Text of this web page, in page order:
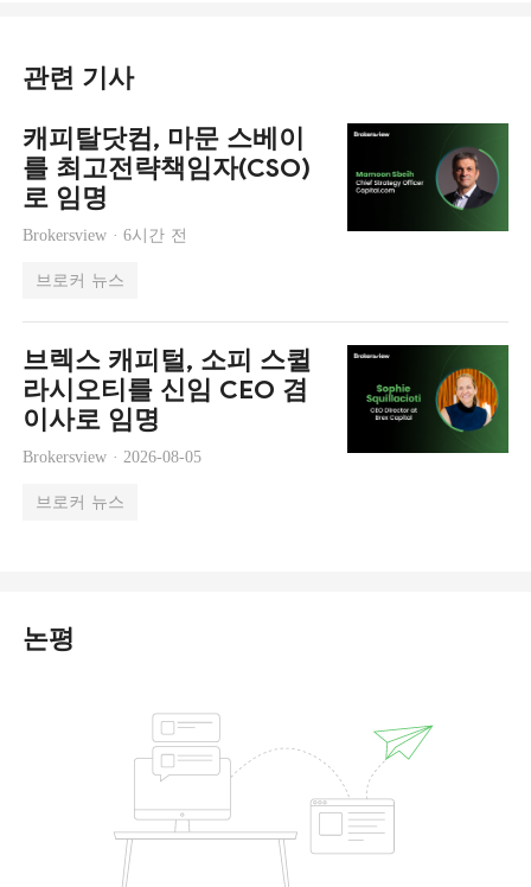
관련 기사
캐피탈닷컴, 마문 스베이
를 최고전략책임자(CSO)
로 임명
Brokersview · 6시간 전
브로커 뉴스
브렉스 캐피털, 소피 스퀼
라시오티를 신임 CEO 겸
이사로 임명
Brokersview · 2026-08-05
브로커 뉴스
논평